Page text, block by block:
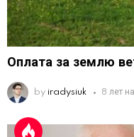
Оплата за землю
by iradysiuk 8 лет